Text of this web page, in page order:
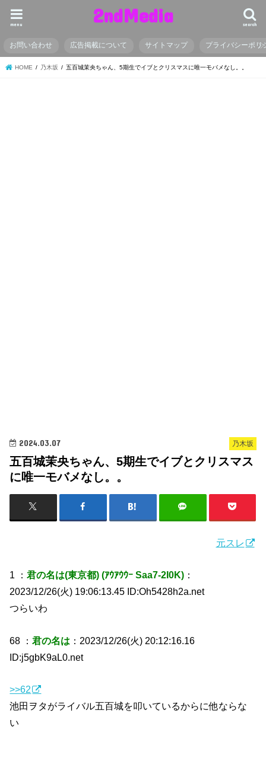
2ndMedia search
menu
お問い合わせ 広告掲載について サイトマップ プライバシーポリ
HOME 乃木坂 五百城茉央ちゃん、5期生でイブとクリスマスに唯一モバメなし。。
乃木坂
2024.03.07
五百城茉央ちゃん、5期生でイブとクリスマス
に唯一モバメなし。。
元スレ
1 ：君の名は(東京都) (ｱｳｱｳｳｰ Saa7-2I0K) ：
2023/12/26(火) 19:06:13.45 ID:Oh5428h2a.net
つらいわ
68 ：君の名は ：2023/12/26(火) 20:12:16.16
ID:j5gbK9aL0.net
>>62
池田ヲタがライバル五百城を叩いているからに他ならな
い